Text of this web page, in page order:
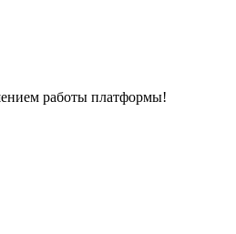
работы платформы!